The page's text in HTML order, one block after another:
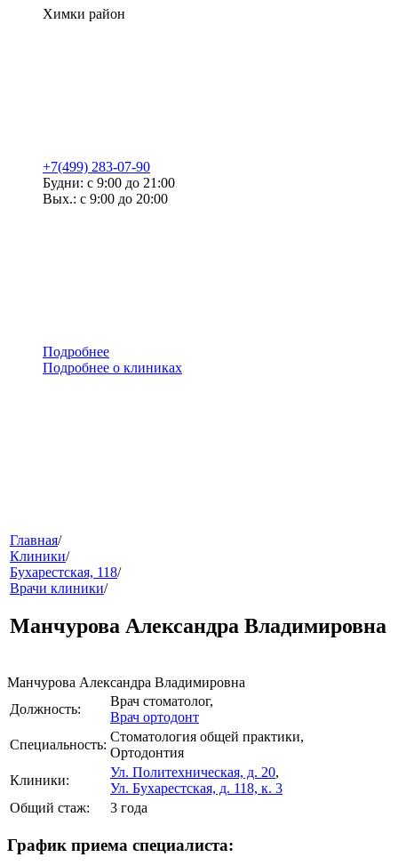
Химки район
+7(499) 283-07-90
Будни: с 9:00 до 21:00
Вых.: с 9:00 до 20:00
Подробнее
Подробнее о клиниках
меню
звонок
клиники
Главная/
Клиники/
Бухарестская, 118/
Врачи клиники/
Манчурова Александра Владимировна
Манчурова Александра Владимировна
Должность:
Врач стоматолог,
Врач ортодонт
Специальность:
Стоматология общей практики,
Ортодонтия
Клиники:
Ул. Политехническая, д. 20,
Ул. Бухарестская, д. 118, к. 3
Общий стаж:
3 года
График приема специалиста: